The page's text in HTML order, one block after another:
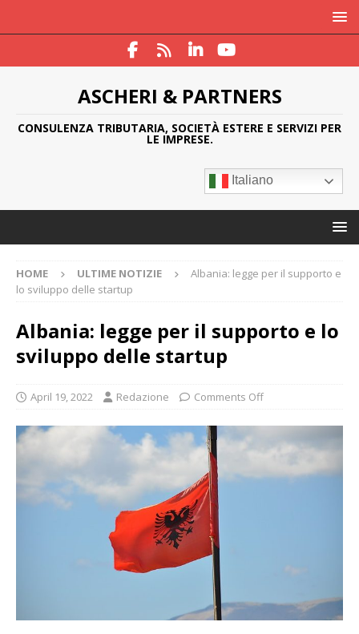
ASCHERI & PARTNERS
CONSULENZA TRIBUTARIA, SOCIETÀ ESTERE E SERVIZI PER
LE IMPRESE.
Italiano
HOME ULTIME NOTIZIE
Albania: legge per il supporto e
lo sviluppo delle startup
Albania: legge per il supporto e lo
sviluppo delle startup
April 19, 2022 Redazione Comments Off